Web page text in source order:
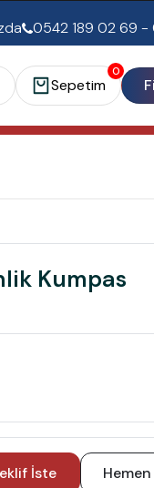
0542 189 02 69 -
0
Sepetim
Kumpas
İste Hemen